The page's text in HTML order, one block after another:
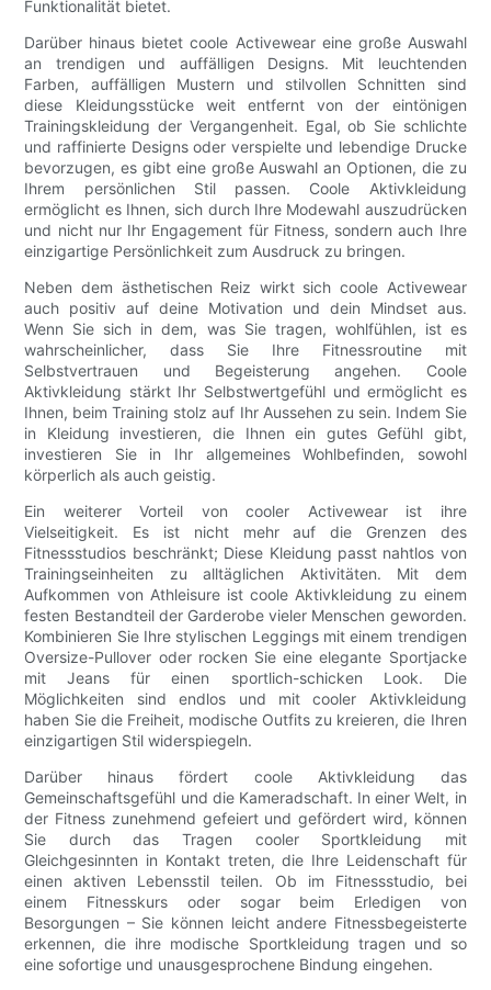
Funktionalität bietet.
Darüber hinaus bietet coole Activewear eine große Auswahl
an trendigen und auffälligen Designs. Mit leuchtenden
Farben, auffälligen Mustern und stilvollen Schnitten sind
diese Kleidungsstücke weit entfernt von der eintönigen
Trainingskleidung der Vergangenheit. Egal, ob Sie schlichte
und raffinierte Designs oder verspielte und lebendige Drucke
bevorzugen, es gibt eine große Auswahl an Optionen, die zu
Ihrem persönlichen Stil passen. Coole Aktivkleidung
ermöglicht es Ihnen, sich durch Ihre Modewahl auszudrücken
und nicht nur Ihr Engagement für Fitness, sondern auch Ihre
einzigartige Persönlichkeit zum Ausdruck zu bringen.
Neben dem ästhetischen Reiz wirkt sich coole Activewear
auch positiv auf deine Motivation und dein Mindset aus.
Wenn Sie sich in dem, was Sie tragen, wohlfühlen, ist es
wahrscheinlicher, dass Sie Ihre Fitnessroutine mit
Selbstvertrauen und Begeisterung angehen. Coole
Aktivkleidung stärkt Ihr Selbstwertgefühl und ermöglicht es
Ihnen, beim Training stolz auf Ihr Aussehen zu sein. Indem Sie
in Kleidung investieren, die Ihnen ein gutes Gefühl gibt,
investieren Sie in Ihr allgemeines Wohlbefinden, sowohl
körperlich als auch geistig.
Ein weiterer Vorteil von cooler Activewear ist ihre
Vielseitigkeit. Es ist nicht mehr auf die Grenzen des
Fitnessstudios beschränkt; Diese Kleidung passt nahtlos von
Trainingseinheiten zu alltäglichen Aktivitäten. Mit dem
Aufkommen von Athleisure ist coole Aktivkleidung zu einem
festen Bestandteil der Garderobe vieler Menschen geworden.
Kombinieren Sie Ihre stylischen Leggings mit einem trendigen
Oversize-Pullover oder rocken Sie eine elegante Sportjacke
mit Jeans für einen sportlich-schicken Look. Die
Möglichkeiten sind endlos und mit cooler Aktivkleidung
haben Sie die Freiheit, modische Outfits zu kreieren, die Ihren
einzigartigen Stil widerspiegeln.
Darüber hinaus fördert coole Aktivkleidung das
Gemeinschaftsgefühl und die Kameradschaft. In einer Welt, in
der Fitness zunehmend gefeiert und gefördert wird, können
Sie durch das Tragen cooler Sportkleidung mit
Gleichgesinnten in Kontakt treten, die Ihre Leidenschaft für
einen aktiven Lebensstil teilen. Ob im Fitnessstudio, bei
einem Fitnesskurs oder sogar beim Erledigen von
Besorgungen – Sie können leicht andere Fitnessbegeisterte
erkennen, die ihre modische Sportkleidung tragen und so
eine sofortige und unausgesprochene Bindung eingehen.